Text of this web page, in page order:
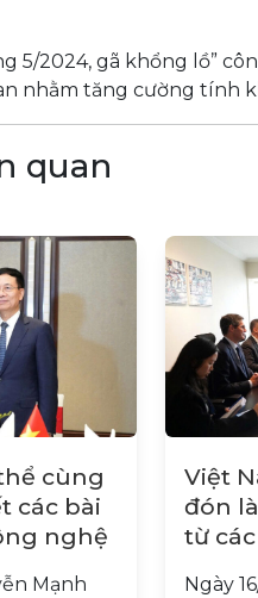
5/2024, gã khổng lồ”
nhằm tăng cường tính
quan
cùng
các bài
nghệ
Mạnh
Việt
đón
từ
Ngày